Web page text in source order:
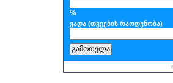
%
ვადა (თვეების რაოდენობა)